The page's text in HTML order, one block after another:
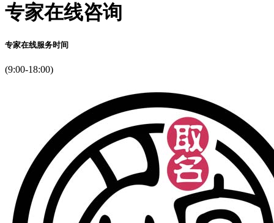
专家在线咨询
专家在线服务时间
(9:00-18:00)